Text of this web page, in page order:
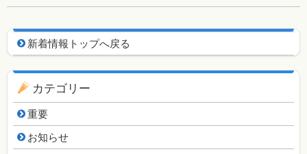
新着情報用ナビゲーション
新着情報トップへ戻る
カテゴリー
重要
お知らせ